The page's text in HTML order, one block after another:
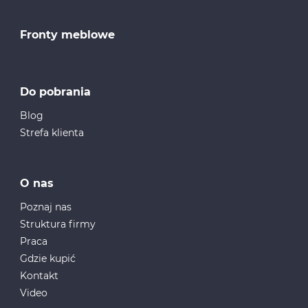
Fronty meblowe
Do pobrania
Blog
Strefa klienta
O nas
Poznaj nas
Struktura firmy
Praca
Gdzie kupić
Kontakt
Video